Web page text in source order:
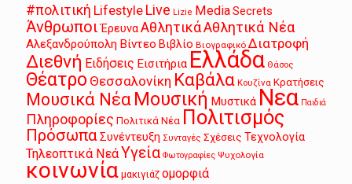
#πολιτική Lifestyle Live Lizie MediaSecrets
Άνθρωποι ΈρευναΑθλητικάΑθλητικά Νέα
Αλεξανδρούπολη Βίντεο Βιβλίο Βιογραφικό Διατροφή
Διεθνή Ειδήσεις Εισιτήρια Ελλάδα Θάσος
Θέατρο Θεσσαλονίκη Καβάλα Κουζίνα Κρατήσεις
Μουσικά Νέα Μουσική Μυστικά Νεα Παιδιά
Πληροφορίες Πολιτικά Νέα Πολιτισμός
ΠρόσωπαΣυνέντευξη Συνταγές Σχέσεις Τεχνολογία
Τηλεοπτικά ΝεάΥγεία Φωτογραφίες Ψυχολογία
κοινωνία μακιγιάζ ομορφιά